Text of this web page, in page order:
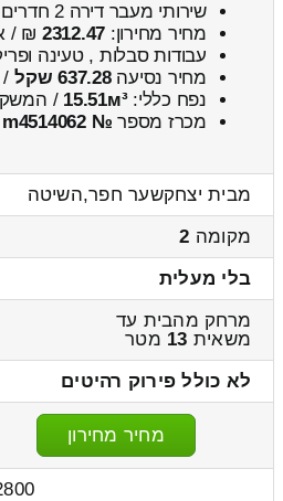
שירותי מעבר דירה 2 חדרים מרמות מאיר ← לבית יצחקשער חפר
מחיר מחירון: 2312.47
₪ /
עבודות סבלות , טעינה
מחיר נסיעה637.28 שקל /
נפח כללי:15.51м³
/
מכרז מספר № m4514062
מבית יצחקשער חפר,השיטה
מקומה 2
בלי מעלית
מרחק מהבית עד
משאית 13 מטר
לא כולל פירוק רהיטים
מחיר מחירון
– 2100 ₪